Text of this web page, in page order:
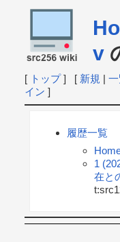
v
[ トップ] [ 新規 |
イン ]
履歴一覧
1
在と